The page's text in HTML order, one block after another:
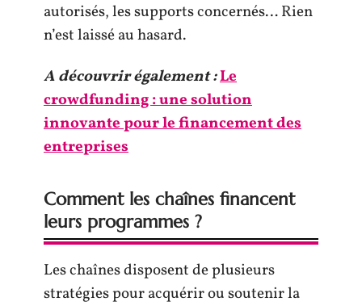
autorisés, les supports concernés… Rien
n’est laissé au hasard.
A découvrir également :Le
crowdfunding : une solution
innovante pour le financement des
entreprises
Comment les chaînes financent
leurs programmes ?
Les chaînes disposent de plusieurs
stratégies pour acquérir ou soutenir la